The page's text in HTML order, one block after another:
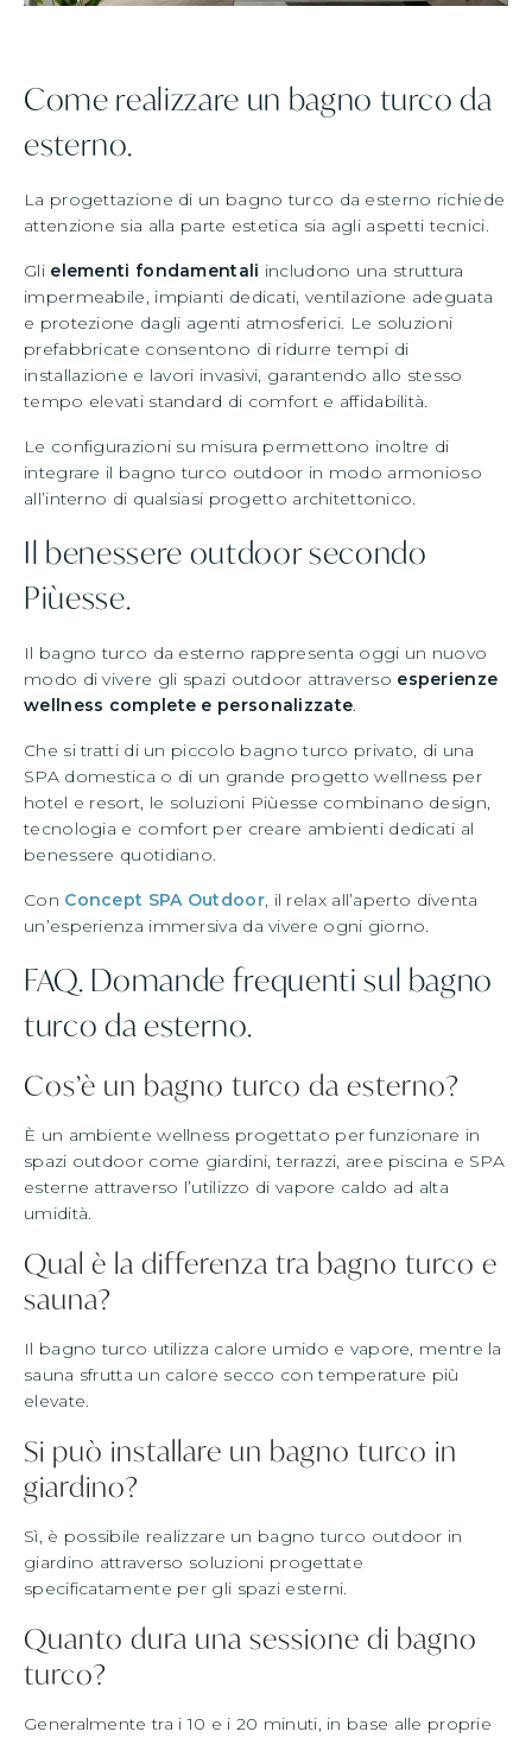
Come realizzare un bagno turco da
esterno.
La progettazione di un bagno turco da esterno richiede
attenzione sia alla parte estetica sia agli aspetti tecnici.
Gli elementi fondamentali includono una struttura
impermeabile, impianti dedicati, ventilazione adeguata
e protezione dagli agenti atmosferici. Le soluzioni
prefabbricate consentono di ridurre tempi di
installazione e lavori invasivi, garantendo allo stesso
tempo elevati standard di comfort e affidabilità.
Le configurazioni su misura permettono inoltre di
integrare il bagno turco outdoor in modo armonioso
all’interno di qualsiasi progetto architettonico.
Il benessere outdoor secondo
Piùesse.
Il bagno turco da esterno rappresenta oggi un nuovo
modo di vivere gli spazi outdoor attraverso esperienze
wellness complete e personalizzate.
Che si tratti di un piccolo bagno turco privato, di una
SPA domestica o di un grande progetto wellness per
hotel e resort, le soluzioni Piùesse combinano design,
tecnologia e comfort per creare ambienti dedicati al
benessere quotidiano.
Con Concept SPA Outdoor, il relax all’aperto diventa
un’esperienza immersiva da vivere ogni giorno.
FAQ. Domande frequenti sul bagno
turco da esterno.
Cos’è un bagno turco da esterno?
È un ambiente wellness progettato per funzionare in
spazi outdoor come giardini, terrazzi, aree piscina e SPA
esterne attraverso l’utilizzo di vapore caldo ad alta
umidità.
Qual è la differenza tra bagno turco e
sauna?
Il bagno turco utilizza calore umido e vapore, mentre la
sauna sfrutta un calore secco con temperature più
elevate.
Si può installare un bagno turco in
giardino?
Sì, è possibile realizzare un bagno turco outdoor in
giardino attraverso soluzioni progettate
specificatamente per gli spazi esterni.
Quanto dura una sessione di bagno
turco?
Generalmente tra i 10 e i 20 minuti, in base alle proprie